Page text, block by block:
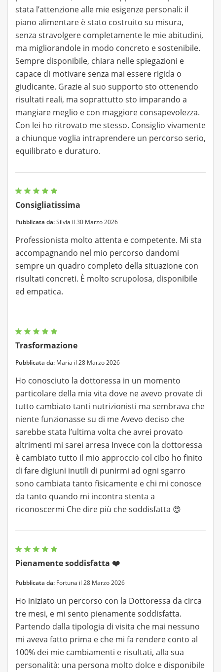
stata l’attenzione alle mie esigenze personali: il
piano alimentare è stato costruito su misura,
senza stravolgere completamente le mie abitudini,
ma migliorandole in modo concreto e sostenibile.
Sempre disponibile, chiara nelle spiegazioni e
capace di motivare senza mai essere rigida o
giudicante. Grazie al suo supporto sto ottenendo
risultati reali, ma soprattutto sto imparando a
mangiare meglio e con maggiore consapevolezza.
Con lei ho ritrovato me stesso. Consiglio vivamente
a chiunque voglia intraprendere un percorso serio,
equilibrato e duraturo.
Consigliatissima
Pubblicata da:Silvia il 30 Marzo 2026
Professionista molto attenta e competente. Mi sta
accompagnando nel mio percorso dandomi
sempre un quadro completo della situazione con
risultati concreti. È molto scrupolosa, disponibile
ed empatica.
Trasformazione
Pubblicata da: Maria il 28 Marzo 2026
Ho conosciuto la dottoressa in un momento
particolare della mia vita dove ne avevo provate di
tutto cambiato tanti nutrizionisti ma sembrava che
niente funzionasse su di me Avevo deciso che
sarebbe stata l’ultima volta che avrei provato
altrimenti mi sarei arresa Invece con la dottoressa
è cambiato tutto il mio approccio col cibo ho finito
di fare digiuni inutili di punirmi ad ogni sgarro
sono cambiata tanto fisicamente e chi mi conosce
da tanto quando mi incontra stenta a
riconoscermi Che dire più che soddisfatta 😍
Pienamente soddisfatta ❤️
Pubblicata da: Fortuna il 28 Marzo 2026
Ho iniziato un percorso con la Dottoressa da circa
tre mesi, e mi sento pienamente soddisfatta.
Partendo dalla tipologia di visita che mai nessuno
mi aveva fatto prima e che mi fa rendere conto al
100% dei mie cambiamenti e risultati, alla sua
personalità: una persona molto dolce e disponibile